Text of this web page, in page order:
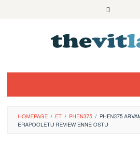
HOMEPAGE / ET / PHEN375 / PHEN375
ERAPOOLETU REVIEW ENNE OSTU